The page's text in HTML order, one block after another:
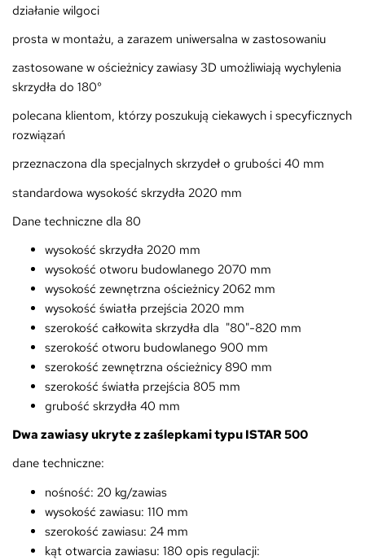
działanie wilgoci
prosta w montażu, a zarazem uniwersalna w zastosowaniu
zastosowane w ościeżnicy zawiasy 3D umożliwiają wychylenia
skrzydła do 180°
polecana klientom, którzy poszukują ciekawych i specyficznych
rozwiązań
przeznaczona dla specjalnych skrzydeł o grubości 40 mm
standardowa wysokość skrzydła 2020 mm
Dane techniczne dla 80
wysokość skrzydła 2020 mm
wysokość otworu budowlanego 2070 mm
wysokość zewnętrzna ościeżnicy 2062 mm
wysokość światła przejścia 2020 mm
szerokość całkowita skrzydła dla "80"-820 mm
szerokość otworu budowlanego 900 mm
szerokość zewnętrzna ościeżnicy 890 mm
szerokość światła przejścia 805 mm
grubość skrzydła 40 mm
Dwa zawiasy ukryte z zaślepkami typu ISTAR 500
dane techniczne:
nośność: 20 kg/zawias
wysokość zawiasu: 110 mm
szerokość zawiasu: 24 mm
kąt otwarcia zawiasu: 180 opis regulacji: